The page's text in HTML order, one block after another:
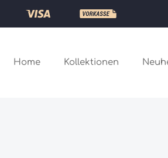
Home Kollektionen